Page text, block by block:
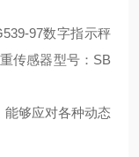
97数字指示秤
传感器型号：SB
够应对各种动态